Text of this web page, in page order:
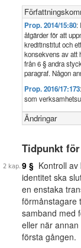
Prop. 2014/15:80:
åtgärder för att
kreditinstitut och
konsekvens av att
från 6 § andra
paragraf. Någon
Prop. 2016/17:173
som
Ändringar
Tidpunkt
9 § Kontroll
identitet ska
en enstaka
förmånstagare
samband med
eller när
första gången.